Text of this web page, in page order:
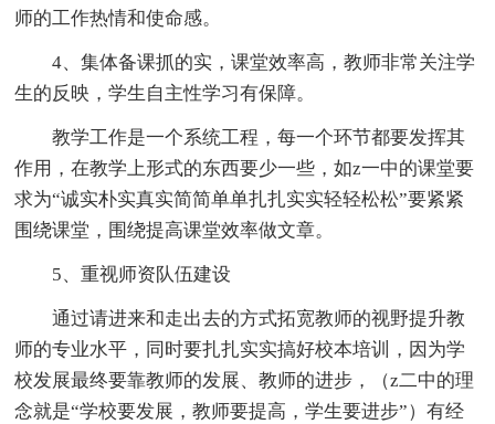
师的工作热情和使命感。
4、集体备课抓的实，课堂效率高，教师非常关注学
生的反映，学生自主性学习有保障。
教学工作是一个系统工程，每一个环节都要发挥其
作用，在教学上形式的东西要少一些，如z一中的课堂要
求为“诚实朴实真实简简单单扎扎实实轻轻松松”要紧紧
围绕课堂，围绕提高课堂效率做文章。
5、重视师资队伍建设
通过请进来和走出去的方式拓宽教师的视野提升教
师的专业水平，同时要扎扎实实搞好校本培训，因为学
校发展最终要靠教师的发展、教师的进步，（z二中的理
念就是“学校要发展，教师要提高，学生要进步”）有经